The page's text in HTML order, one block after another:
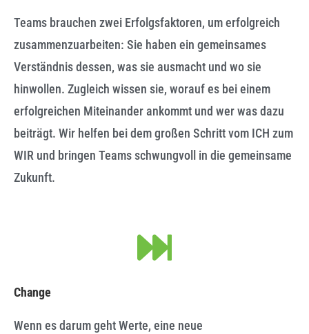
Teams brauchen zwei Erfolgsfaktoren, um erfolgreich
zusammenzuarbeiten: Sie haben ein gemeinsames
Verständnis dessen, was sie ausmacht und wo sie
hinwollen. Zugleich wissen sie, worauf es bei einem
erfolgreichen Miteinander ankommt und wer was dazu
beiträgt. Wir helfen bei dem großen Schritt vom ICH zum
WIR und bringen Teams schwungvoll in die gemeinsame
Zukunft.
Change
Wenn es darum geht Werte, eine neue